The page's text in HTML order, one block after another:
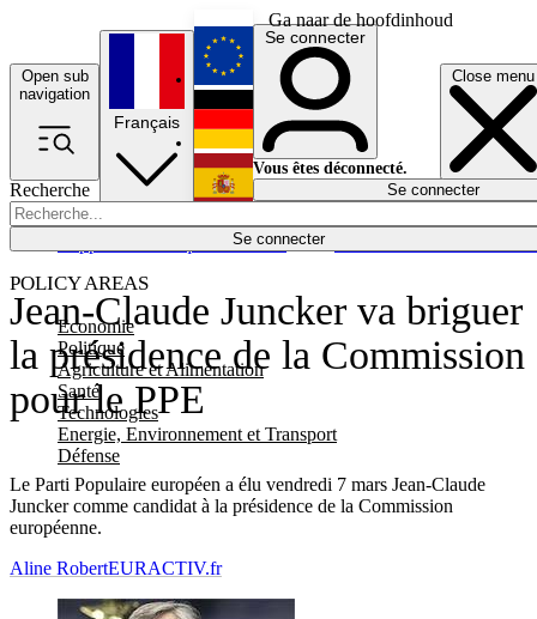
Ga naar de hoofdinhoud
Open sub
navigation
Close menu
Recherche
Se connecter
POLICY AREAS
Economie
Politique
Agriculture et Alimentation
Santé
Technologies
Energie, Environnement et Transport
Défense
Économie
Français
English
Deutsch
Español
Se connecter
Vous êtes déconnecté.
Se connecter
Jean-Claude Juncker va briguer
la présidence de la Commission
pour le PPE
Le Parti Populaire européen a élu vendredi 7 mars Jean-Claude
Juncker comme candidat à la présidence de la Commission
européenne.
Aline RobertEURACTIV.fr